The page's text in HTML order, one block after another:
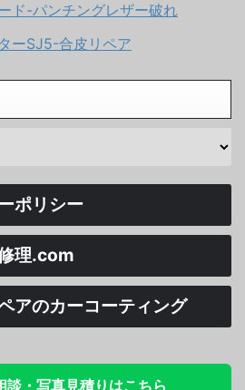
ド-パンチングレザー破れ
ーSJ5-合皮リペア
ポリシー
理.com
アのカーコーティング
談・写真見積りはこちら